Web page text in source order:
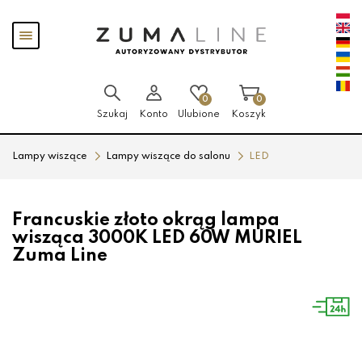
Pokaż
menu
Szukaj Konto
0
Ulubione
0
Koszyk
Lampy wiszące Lampy wiszące do salonu LED
Francuskie złoto okrąg lampa
wisząca 3000K LED 60W MURIEL
Zuma Line